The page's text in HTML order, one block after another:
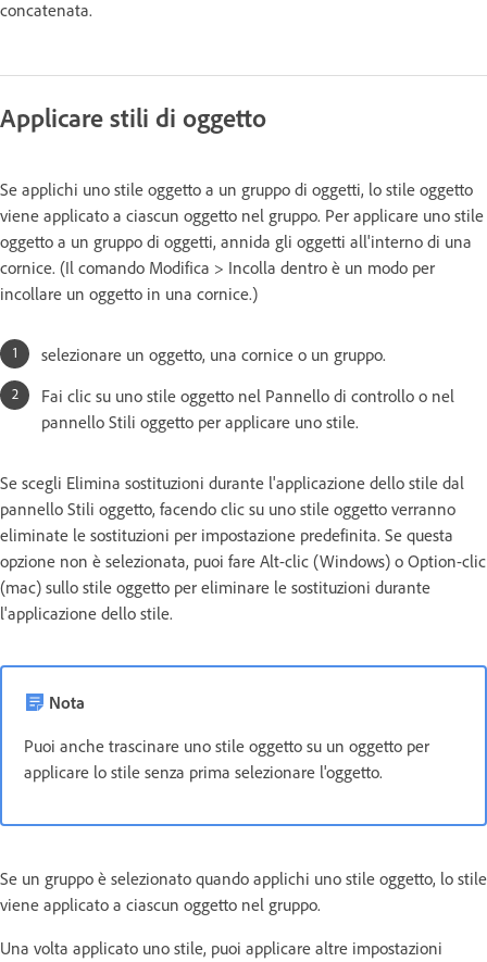
concatenata.
Applicare stili di oggetto
Se applichi uno stile oggetto a un gruppo di oggetti, lo stile oggetto
viene applicato a ciascun oggetto nel gruppo. Per applicare uno stile
oggetto a un gruppo di oggetti, annida gli oggetti all'interno di una
cornice. (Il comando Modifica > Incolla dentro è un modo per
incollare un oggetto in una cornice.)
selezionare un oggetto, una cornice o un gruppo.
Fai clic su uno stile oggetto nel Pannello di controllo o nel
pannello Stili oggetto per applicare uno stile.
Se scegli Elimina sostituzioni durante l'applicazione dello stile dal
pannello Stili oggetto, facendo clic su uno stile oggetto verranno
eliminate le sostituzioni per impostazione predefinita. Se questa
opzione non è selezionata, puoi fare Alt-clic (Windows) o Option-clic
(mac) sullo stile oggetto per eliminare le sostituzioni durante
l'applicazione dello stile.
Nota
Puoi anche trascinare uno stile oggetto su un oggetto per
applicare lo stile senza prima selezionare l'oggetto.
Se un gruppo è selezionato quando applichi uno stile oggetto, lo stile
viene applicato a ciascun oggetto nel gruppo.
Una volta applicato uno stile, puoi applicare altre impostazioni